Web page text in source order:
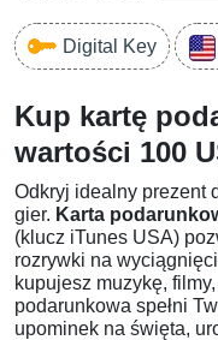
Digital Key
Kup kartę
wartości 100
Odkryj idealny prezent
gier. Karta
(klucz iTunes USA)
rozrywki na
kupujesz muzykę,
podarunkowa spełni
upominek na święta,